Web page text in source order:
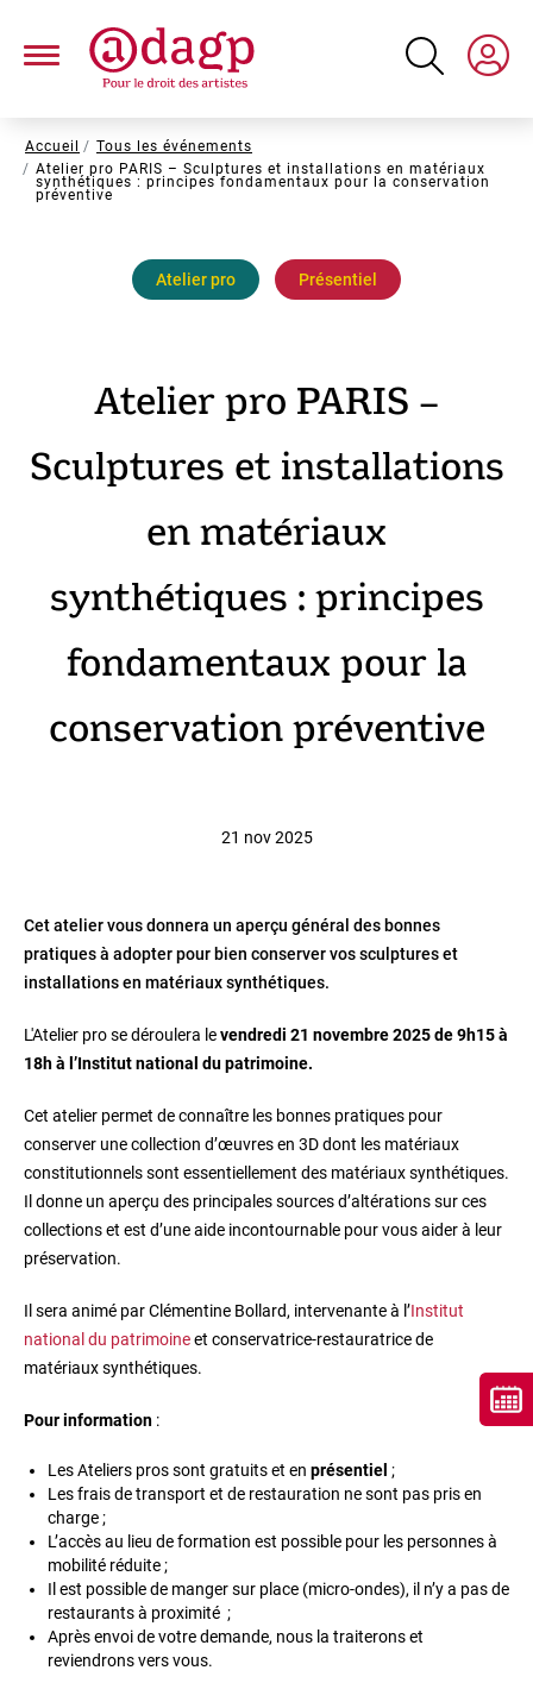
contenu
Fil
d'Ariane
Accueil
Tous les événements
Atelier pro PARIS – Sculptures et installations en matériaux
synthétiques : principes fondamentaux pour la conservation
préventive
Atelier pro Présentiel
Atelier pro PARIS –
Sculptures et installations
en matériaux
synthétiques : principes
fondamentaux pour la
conservation préventive
21 nov 2025
Cet atelier vous donnera un aperçu général des bonnes
pratiques à adopter pour bien conserver vos sculptures et
installations en matériaux synthétiques.
L'Atelier pro se déroulera levendredi 21 novembre 2025 de 9h15 à
18h à l’Institut national du patrimoine.
Cet atelier permet de connaître les bonnes pratiques pour
conserver une collection d’œuvres en 3D dont les matériaux
constitutionnels sont essentiellement des matériaux synthétiques.
Il donne un aperçu des principales sources d’altérations sur ces
collections et est d’une aide incontournable pour vous aider à leur
préservation.
Il sera animé par Clémentine Bollard, intervenante à l’Institut
national du patrimoineet conservatrice-restauratrice de
matériaux synthétiques.
Pour information :
Les Ateliers pros sont gratuits et en présentiel ;
Les frais de transport et de restauration ne sont pas pris en
charge ;
L’accès au lieu de formation est possible pour les personnes à
mobilité réduite ;
Il est possible de manger sur place (micro-ondes), il n’y a pas de
restaurants à proximité ;
Après envoi de votre demande, nous la traiterons et
reviendrons vers vous.